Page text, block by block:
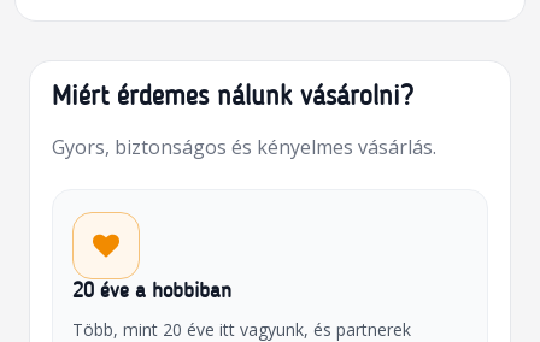
Miért érdemes nálunk vásárolni?
Gyors, biztonságos és kényelmes vásárlás.
20 éve a hobbiban
Több, mint 20 éve itt vagyunk, és partnerek